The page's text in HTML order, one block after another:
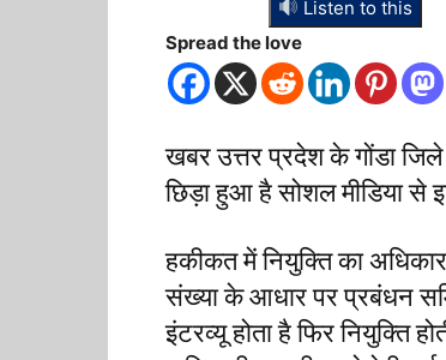
Listen to this
Spread the love
खबर उत्तर प्रदेश के गोंडा जिले
छिड़ा हुआ है सोशल मीडिया से
हकीकत में नियुक्ति का अधिकार
संख्या के आधार पर प्रबंधन
इंटरव्यू होता है फिर नियुक्ति